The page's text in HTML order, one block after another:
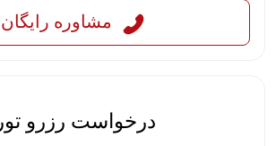
مشاوره رایگان
درخواست رزرو تور